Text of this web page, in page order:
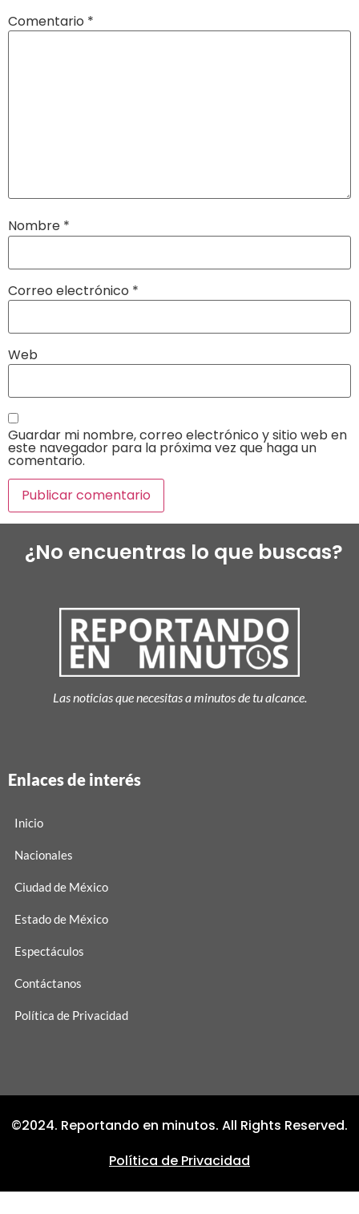
Comentario *
Nombre *
Correo electrónico *
Web
Guardar mi nombre, correo electrónico y sitio web en
este navegador para la próxima vez que haga un
comentario.
¿No encuentras lo que buscas?
Las noticias que necesitas a minutos de tu alcance.
Enlaces de interés
Inicio
Nacionales
Ciudad de México
Estado de México
Espectáculos
Contáctanos
Política de Privacidad
©2024. Reportando en minutos. All Rights Reserved.
Política de Privacidad